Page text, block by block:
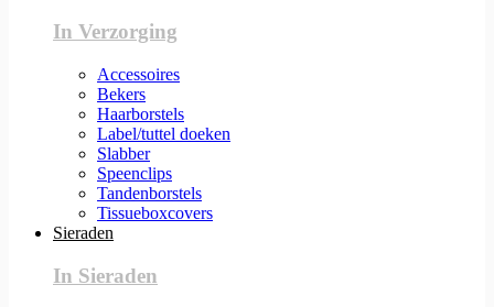
In Verzorging
Accessoires
Bekers
Haarborstels
Label/tuttel doeken
Slabber
Speenclips
Tandenborstels
Tissueboxcovers
Sieraden
In Sieraden